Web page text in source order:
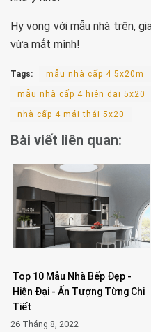
Hy vọng với mẫu nhà trên,
vừa mắt mình!
Tags: mẫu nhà cấp 4 5x20m
mẫu nhà cấp 4 hiện đại 5x20
nhà cấp 4 mái thái 5x20
Bài viết liên quan:
Top 10 Mẫu Nhà Bếp Đẹp -
Hiện Đại - Ấn Tượng Từng Chi
Tiết
26 Tháng 8, 2022